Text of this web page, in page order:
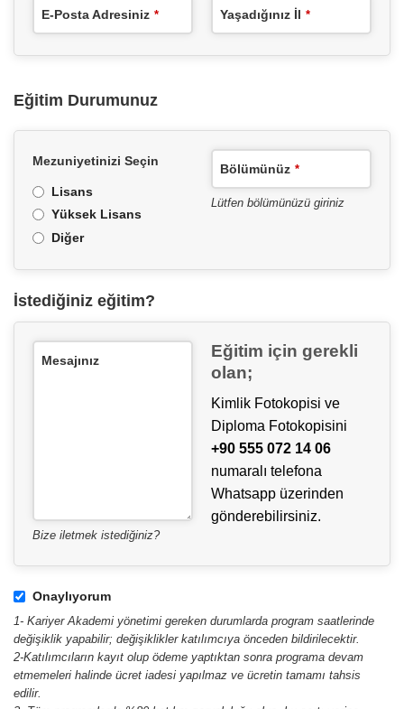
E-Posta Adresiniz * Yaşadığınız İl *
Eğitim Durumunuz
Mezuniyetinizi Seçin
Lisans
Yüksek Lisans
Diğer
Bölümünüz *
Lütfen bölümünüzü giriniz
İstediğiniz eğitim?
Mesajınız
Bize iletmek istediğiniz?
Eğitim için gerekli
olan;
Kimlik Fotokopisi ve
Diploma Fotokopisini
+90 555 072 14 06
numaralı telefona
Whatsapp üzerinden
gönderebilirsiniz.
Onaylıyorum
1- Kariyer Akademi yönetimi gereken durumlarda program saatlerinde
değişiklik yapabilir; değişiklikler katılımcıya önceden bildirilecektir.
2-Katılımcıların kayıt olup ödeme yaptıktan sonra programa devam
etmemeleri halinde ücret iadesi yapılmaz ve ücretin tamamı tahsis
edilir.